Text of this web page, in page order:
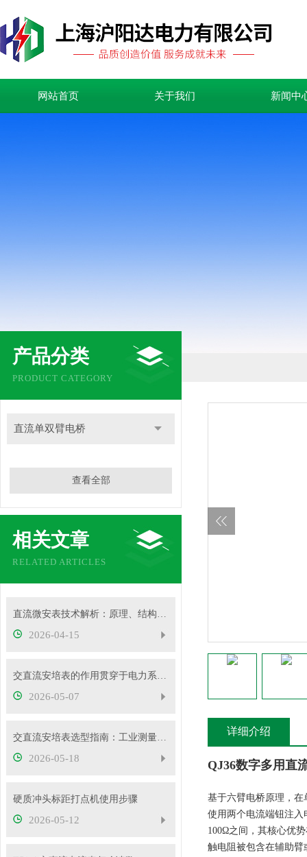
网站首页 关于我们 新闻中
产品分类
PRODUCT CATEGORY
直流单双臂电桥
查看全部
相关文章
RELATED ARTICLES
直流微安表技术解析：原理、结构与应用要点
2026-04-15
交直流安培表的作用贯穿于电力系统的方方面面
2026-05-07
交直流安培表选型指南：工业测量如何选对型号
2026-05-18
硬质冲头标距打点机使用步骤
2026-05-12
详细介绍
QJ36数字多用直
基于六臂电桥原理，
使用两个电流端钮注
100Ω之间，其核心优
触电阻被包含在辅助